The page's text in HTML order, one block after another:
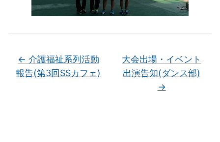
← 介護福祉系列活動
報告(第3回SSカフェ)
大会出場・イベント
出演告知(ダンス部)
→